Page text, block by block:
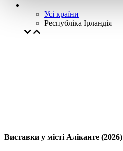
Усі країни
Республіка Ірландія
Виставки у місті Аліканте (2026)